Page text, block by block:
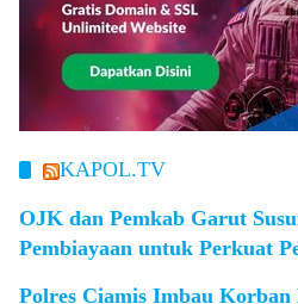
KAPOL.TV
OJK dan Pemkab Garut
Pembiayaan untuk Perkuat
Polres Ciamis Imbau